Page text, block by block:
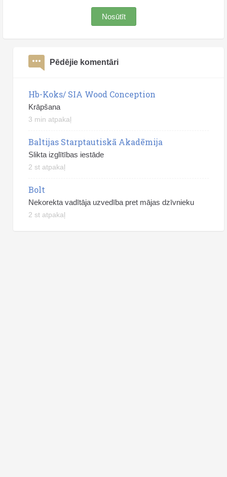
Nosūtīt
Pēdējie komentāri
Hb-Koks/ SIA Wood Conception
Krāpšana
3 min atpakaļ
Baltijas Starptautiskā Akadēmija
Slikta izglītības iestāde
2 st atpakaļ
Bolt
Nekorekta vadītāja uzvedība pret mājas dzīvnieku
2 st atpakaļ